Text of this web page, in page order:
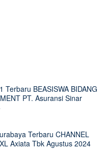
Terbaru BEASISWA BIDANG
PT. Asuransi Sinar
Terbaru CHANNEL
Axiata Tbk Agustus 2024